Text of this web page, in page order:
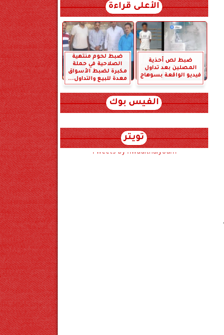
الأعلى قراءة
ضبط لص أحذية
المصلين بعد تداول
فيديو الواقعة بسوهاج
ضبط لحوم منتهية
الصلاحية في حملة
مكبرة لضبط الأسواق
معدة للبيع والتداول...
الفيس بوك
تويتر
Tweets by hwadithalyoum